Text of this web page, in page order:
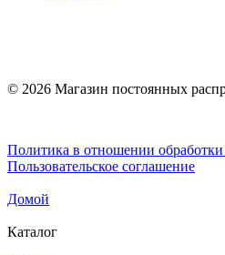
© 2026 Магазин постоянных
Политика в отношении
Пользовательское соглашение
Домой
Каталог